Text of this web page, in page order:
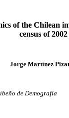
of the Chilean
census of 2002
Jorge Martínez
de Demografía